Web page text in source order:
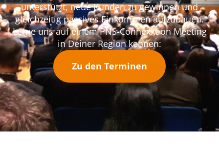
unterstützt, neue Kunden zu gewinnen und
gleichzeitig passives Einkommen aufzubauen.
Lerne uns auf einem PNS-Connexxtion Meeting
in Deiner Region kennen:
Zu den Terminen